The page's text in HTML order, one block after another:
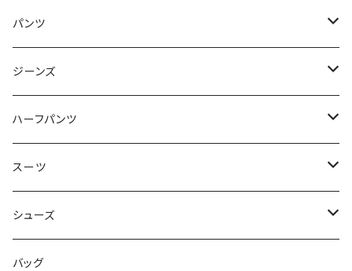
50/XL～
48/L
50/XL～
46/M
48/L
50/XL～
～44/S
46/M
48/L
50/XL～
パンツ
～44/S
46/M
48/L
50/XL～
ジーンズ
～44/S
46/M
48/L
50/XL～
ハーフパンツ
～44/S
46/M
48/L
スーツ
～44/S
46/M
シューズ
～25.5cm
バッグ